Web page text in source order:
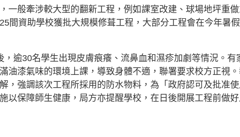
一般牽涉較大型的翻新工程，例如課室改建、球場地坪重
間資助學校獲批大規模修葺工程，大部分工程會在今年暑
逾30名學生出現皮膚痕癢、流鼻血和濕疹加劇等情況。有
油漆氣味的環境上課，導致身體不適，聯署要求校方正視
，強調該次工程所採用的防水物料，為「政府認可及批准
以保障師生健康，局方亦提醒學校，在日後開展工程前做